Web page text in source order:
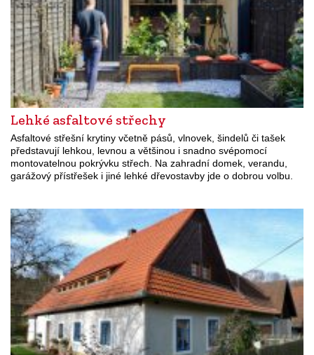
Lehké asfaltové střechy
Asfaltové střešní krytiny včetně pásů, vlnovek, šindelů či tašek
představují lehkou, levnou a většinou i snadno svépomocí
montovatelnou pokrývku střech. Na zahradní domek, verandu,
garážový přístřešek i jiné lehké dřevostavby jde o dobrou volbu.